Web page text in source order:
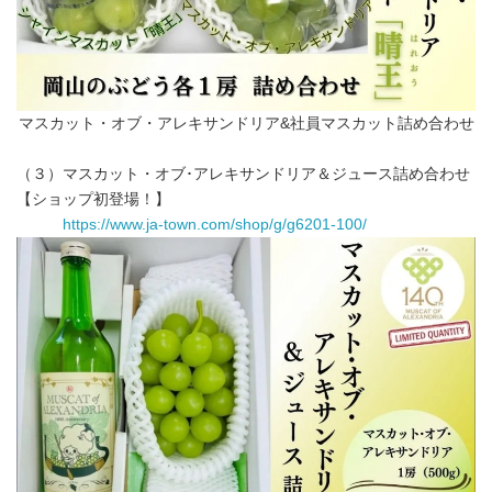
マスカット・オブ・アレキサンドリア&社員マスカット詰め合わせ
（３）マスカット・オブ･アレキサンドリア＆ジュース詰め合わせ
【ショップ初登場！】
https://www.ja-town.com/shop/g/g6201-100/